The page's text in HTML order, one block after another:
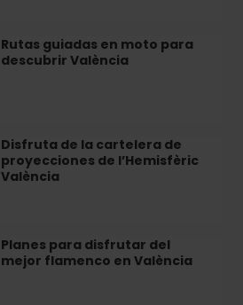
Rutas guiadas en moto para
descubrir València
Disfruta de la cartelera de
proyecciones de l’Hemisfèric
València
Planes para disfrutar del
mejor flamenco en València